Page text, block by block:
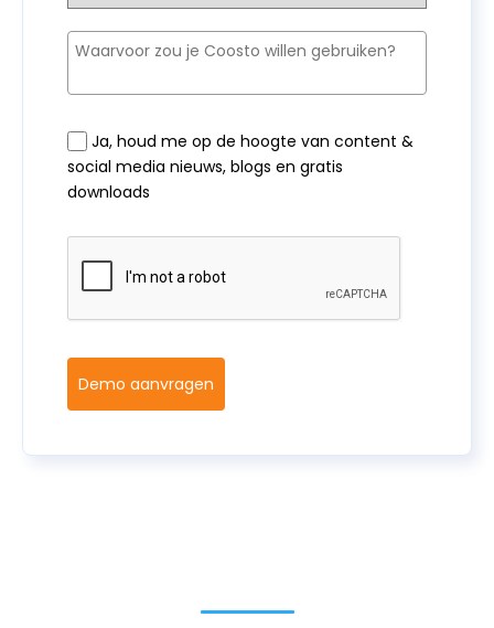
Ja, houd me op de hoogte van content &
social media nieuws, blogs en gratis
downloads
Demo aanvragen